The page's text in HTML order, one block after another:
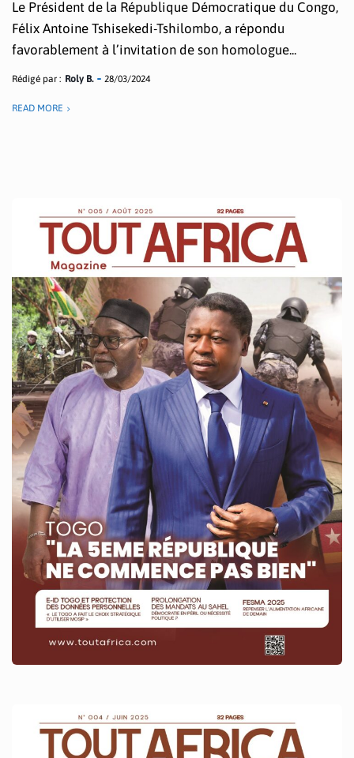
Le Président de la République Démocratique du Congo,
Félix Antoine Tshisekedi-Tshilombo, a répondu
favorablement à l’invitation de son homologue...
Rédigé par : Roly B. 28/03/2024
READ MORE